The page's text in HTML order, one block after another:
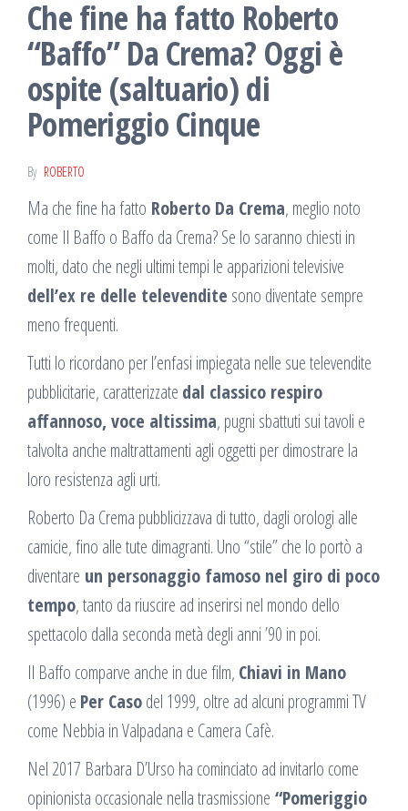
Che fine ha fatto Roberto
“Baffo” Da Crema? Oggi è
ospite (saltuario) di
Pomeriggio Cinque
By ROBERTO
Ma che fine ha fatto Roberto Da Crema, meglio noto
come Il Baffo o Baffo da Crema? Se lo saranno chiesti in
molti, dato che negli ultimi tempi le apparizioni televisive
dell’ex re delle televendite sono diventate sempre
meno frequenti.
Tutti lo ricordano per l’enfasi impiegata nelle sue televendite
pubblicitarie, caratterizzate dal classico respiro
affannoso, voce altissima, pugni sbattuti sui tavoli e
talvolta anche maltrattamenti agli oggetti per dimostrare la
loro resistenza agli urti.
Roberto Da Crema pubblicizzava di tutto, dagli orologi alle
camicie, fino alle tute dimagranti. Uno “stile” che lo portò a
diventare un personaggio famoso nel giro di poco
tempo, tanto da riuscire ad inserirsi nel mondo dello
spettacolo dalla seconda metà degli anni ’90 in poi.
Il Baffo comparve anche in due film, Chiavi in Mano
(1996) e Per Casodel 1999, oltre ad alcuni programmi TV
come Nebbia in Valpadana e Camera Cafè.
Nel 2017 Barbara D’Urso ha cominciato ad invitarlo come
opinionista occasionale nella trasmissione “Pomeriggio